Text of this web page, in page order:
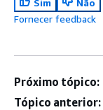
Sim
Não
Fornecer feedback
Próximo tópico:
Tópico anterior: